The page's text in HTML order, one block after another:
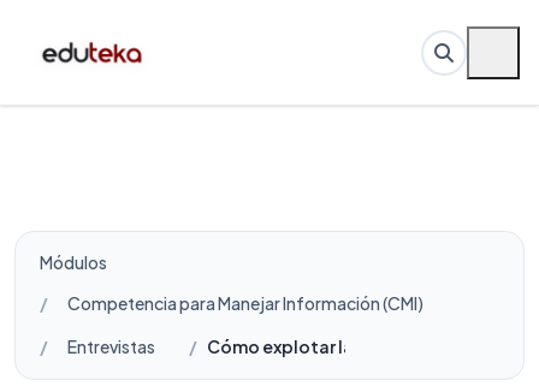
Módulos
Competencia para Manejar Información (CMI)
Entrevistas
Cómo explotar la riqueza de Internet